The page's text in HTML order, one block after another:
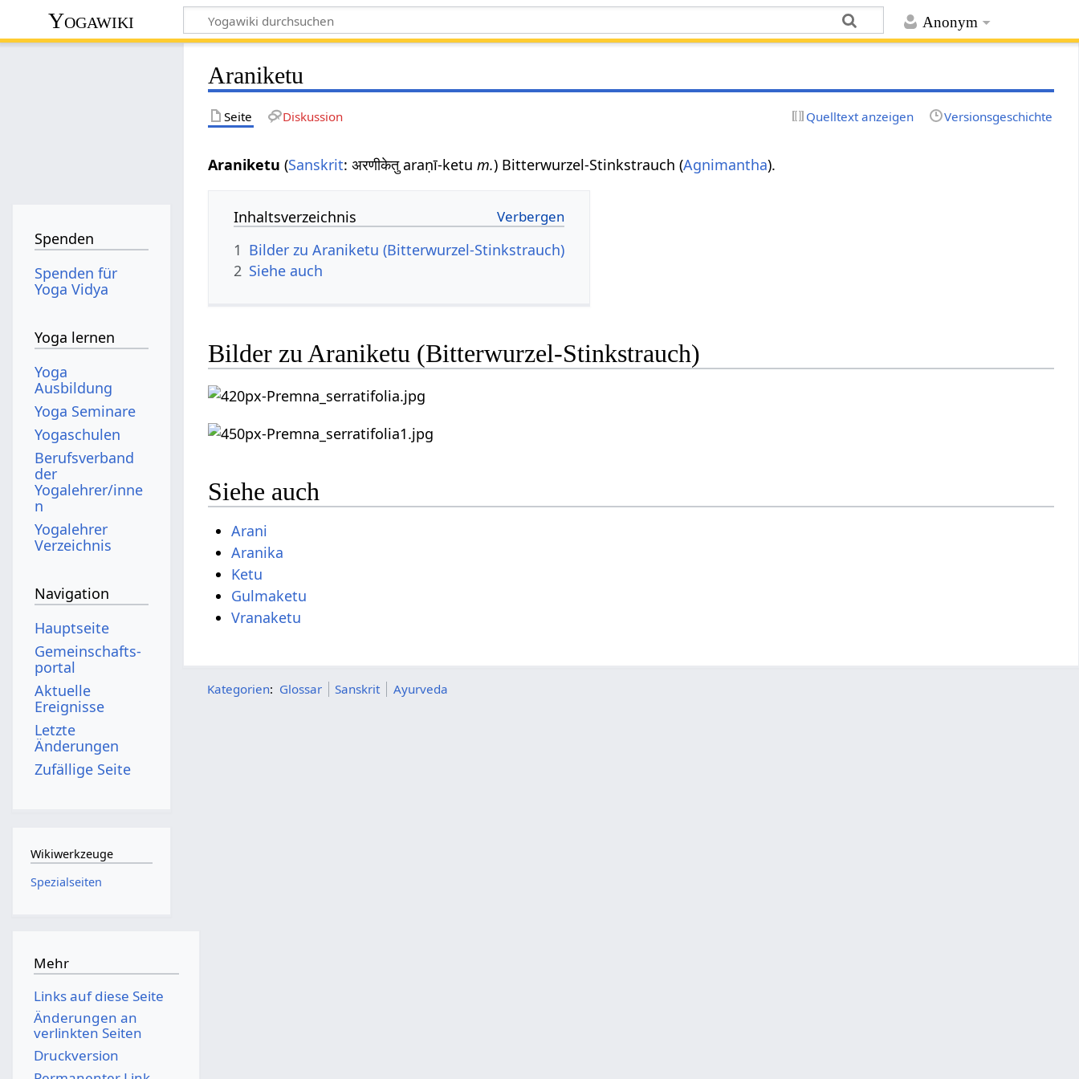
Anonym
Yogawiki
Araniketu
Seite Diskussion Quelltext anzeigen Versionsgeschichte
Araniketu (Sanskrit: अरणीकेतु araṇī-ketum.) Bitterwurzel-Stinkstrauch (Agnimantha).
Inhaltsverzeichnis
1 Bilder zu Araniketu (Bitterwurzel-Stinkstrauch)
2 Siehe auch
Bilder zu Araniketu (Bitterwurzel-Stinkstrauch)
Siehe auch
Arani
Aranika
Ketu
Gulmaketu
Vranaketu
Kategorien: Glossar Sanskrit Ayurveda
Spenden
Spenden für
Yoga Vidya
Yoga lernen
Yoga
Ausbildung
Yoga Seminare
Yogaschulen
Berufsverband
der
Yogalehrer/inne
n
Yogalehrer
Verzeichnis
Navigation
Hauptseite
Gemeinschafts­
portal
Aktuelle
Ereignisse
Letzte
Änderungen
Zufällige Seite
Wikiwerkzeuge
Spezialseiten
Mehr
Links auf diese Seite
Änderungen an
verlinkten Seiten
Druckversion